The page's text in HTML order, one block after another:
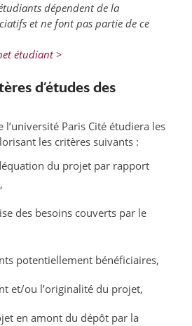
dépendent de la
et ne font pas partie de ce
étudiant >
d’études des
l’université Paris Cité étudiera les
les critères suivants :
du projet par rapport
des besoins couverts par le
potentiellement bénéficiaires,
et/ou l’originalité du projet,
en amont du dépôt par la